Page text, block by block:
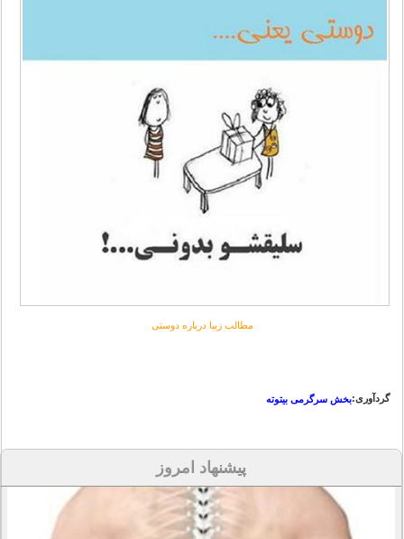
مطالب زیبا درباره دوستی
گردآوری:بخش سرگرمی بیتوته
پیشنهاد امروز